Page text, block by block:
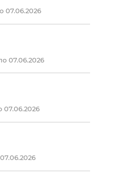
07.06.2026
07.06.2026
07.06.2026